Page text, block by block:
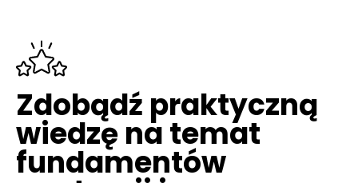
Zdobądź praktyczną
wiedzę na temat
fundamentów